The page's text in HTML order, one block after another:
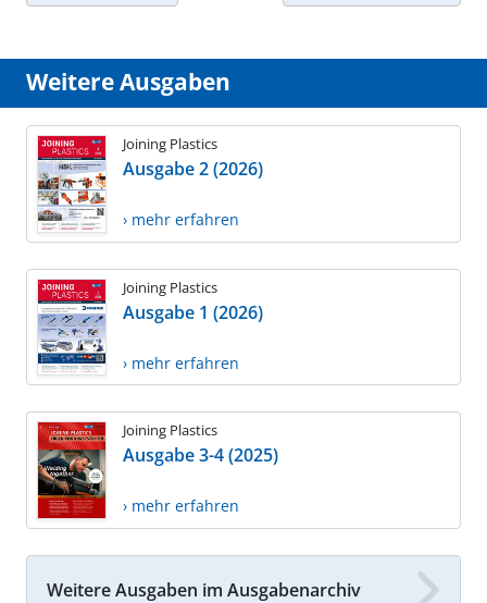
Weitere Ausgaben
Joining Plastics
Ausgabe 2 (2026)
› mehr erfahren
Joining Plastics
Ausgabe 1 (2026)
› mehr erfahren
Joining Plastics
Ausgabe 3-4 (2025)
› mehr erfahren
Weitere Ausgaben im Ausgabenarchiv